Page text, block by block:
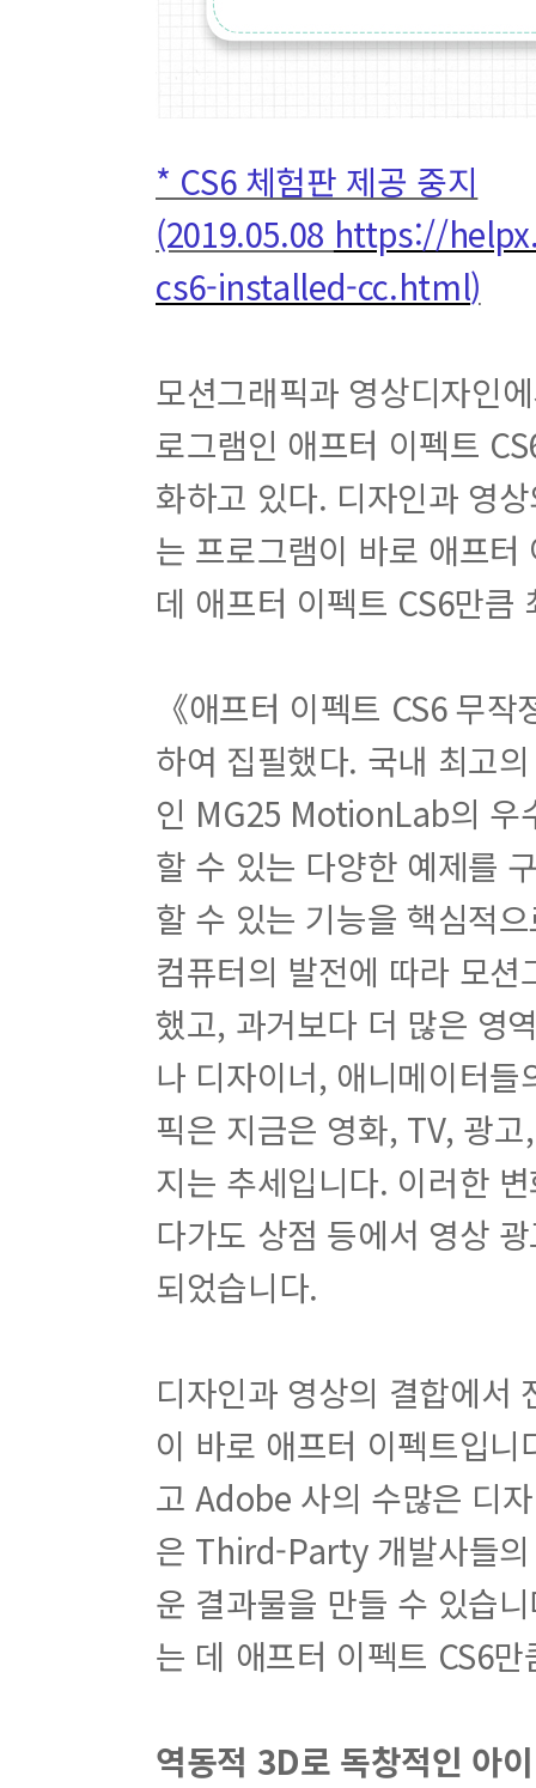
* CS6 체험판 제공 중지
(2019.05.08 https://
cs6-installed-cc.html)
모션그래픽과 영상디자인
로그램인 애프터 이펙트
화하고 있다. 디자인과 영
는 프로그램이 바로 애프
데 애프터 이펙트 CS6만큼
《애프터 이펙트 CS6 무
하여 집필했다. 국내 최고
인 MG25 MotionLab의 우
할 수 있는 다양한 예제를
할 수 있는 기능을 핵심적
컴퓨터의 발전에 따라 모
했고, 과거보다 더 많은 영
나 디자이너, 애니메이터
픽은 지금은 영화, TV, 광
지는 추세입니다. 이러한
다가도 상점 등에서 영상
되었습니다.
디자인과 영상의 결합에서
이 바로 애프터 이펙트입
고 Adobe 사의 수많은 디
은 Third-Party 개발사들
운 결과물을 만들 수 있습
는 데 애프터 이펙트 CS6
역동적 3D로 독창적인 아